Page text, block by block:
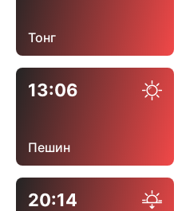
Тонг
13:06
Пешин
20:14